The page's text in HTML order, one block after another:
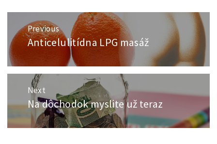
Navigace
pro
příspěvek
Previous
Previous
Anticelulitídna LPG masáž
Next
Next
post:
Na dôchodok myslite už teraz